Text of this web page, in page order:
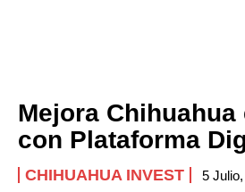
Mejora
con Plataforma
CHIHUAHUA INVEST 5